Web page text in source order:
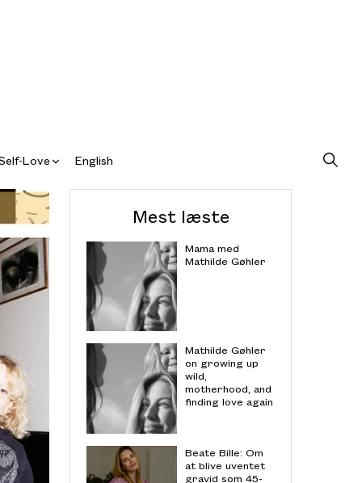
Love English
Mest læste
Mama med
Mathilde Gøhler
Mathilde Gøhler
on growing up
wild,
motherhood, and
finding love again
Beate Bille: Om
at blive uventet
gravid som 45-